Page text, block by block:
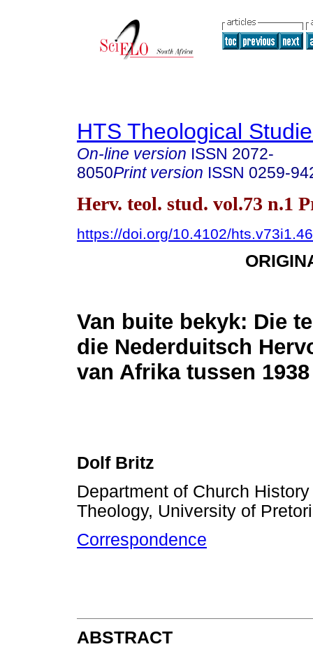
HTS Theological
On-line version ISSN 2072-
8050Print version ISSN 0259-
Herv. teol. stud. vol.73 n.1
https://doi.org/10.4102/
Van buite bekyk: Die
die Nederduitsch
van Afrika tussen
Dolf Britz
Department of Church
Theology, University of
Correspondence
ABSTRACT